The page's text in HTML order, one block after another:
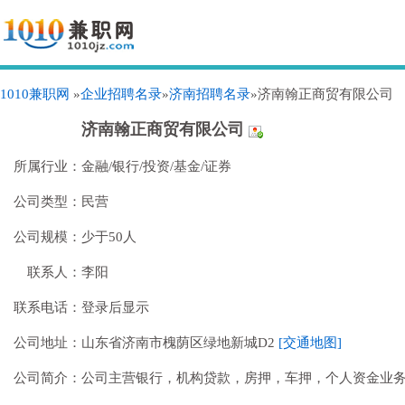
1010兼职网 »企业招聘名录»济南招聘名录»济南翰正商贸有限公司
济南翰正商贸有限公司
所属行业： 金融/银行/投资/基金/证券
公司类型： 民营
公司规模： 少于50人
联系人： 李阳
联系电话： 登录后显示
公司地址： 山东省济南市槐荫区绿地新城D2 [交通地图]
公司简介： 公司主营银行，机构贷款，房押，车押，个人资金业